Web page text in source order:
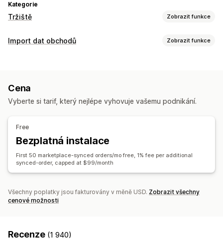
Kategorie
Tržiště Zobrazit funkce
Správa listingů
Řízení objednávek
Plnění z více míst
Hromadné objednávky
Jednotný panel
Import dat obchodů Zobrazit funkce
Synchronizace objednávek
Synchronizace produktů Oboustranná synchronizace
Hromadné aktualizace
Objednávky
Produkty
Cena
Vyberte si tarif, který nejlépe vyhovuje vašemu podnikání.
Free
Bezplatná instalace
First 50 marketplace-synced orders/mo free, 1% fee per additional
synced-order, capped at $99/month
Všechny poplatky jsou fakturovány v měně USD. Zobrazit všechny
cenové možnosti
Recenze (1 940)